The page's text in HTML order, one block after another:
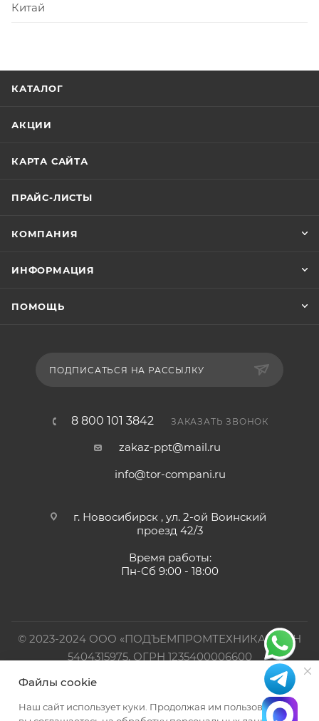
Китай
КАТАЛОГ
АКЦИИ
КАРТА САЙТА
ПРАЙС-ЛИСТЫ
КОМПАНИЯ
ИНФОРМАЦИЯ
ПОМОЩЬ
ПОДПИСАТЬСЯ НА РАССЫЛКУ
8 800 101 3842 ЗАКАЗАТЬ ЗВОНОК
zakaz-ppt@mail.ru
info@tor-compani.ru
г. Новосибирск , ул. 2-ой Воинский
проезд 42/3
Время работы:
Пн-Сб 9:00 - 18:00
© 2023-2024 ООО «ПОДЪЕМПРОМТЕХНИКА». ИНН
5404315975, ОГРН 1235400006600
Официальный представитель TOR INDUSTRIES
Файлы cookie
Наш сайт использует куки. Продолжая им пользоваться,